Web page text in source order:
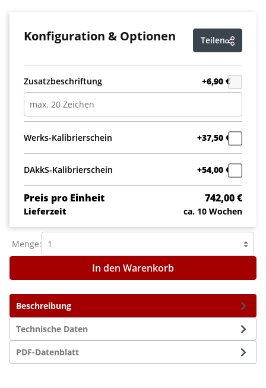
Beschreibung
Technische Daten
PDF-Datenblatt
Konfiguration & Optionen Teilen
Zusatzbeschriftung +6,90 €
Werks-Kalibrierschein +37,50 €
DAkkS-Kalibrierschein +54,00 €
Preis pro Einheit 742,00 €
Lieferzeit ca. 10 Wochen
Menge:
In den Warenkorb